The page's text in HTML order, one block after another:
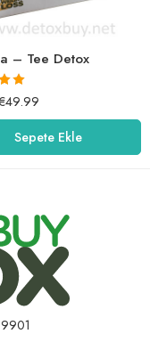
– Tee Detox
49.99
Sepete Ekle